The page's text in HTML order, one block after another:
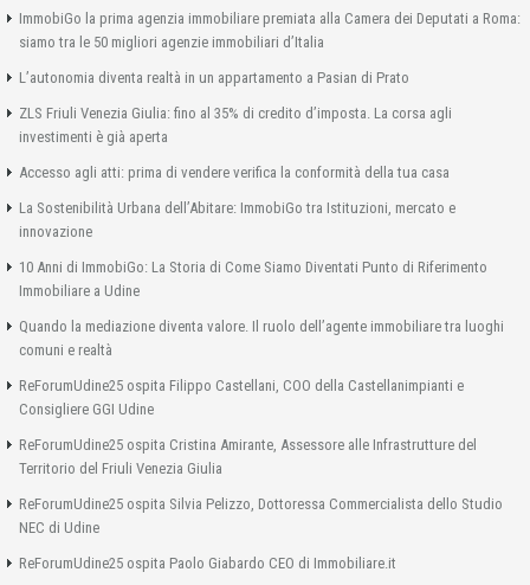
ImmobiGo la prima agenzia immobiliare premiata alla Camera dei Deputati a Roma:
siamo tra le 50 migliori agenzie immobiliari d’Italia
L’autonomia diventa realtà in un appartamento a Pasian di Prato
ZLS Friuli Venezia Giulia: fino al 35% di credito d’imposta. La corsa agli
investimenti è già aperta
Accesso agli atti: prima di vendere verifica la conformità della tua casa
La Sostenibilità Urbana dell’Abitare: ImmobiGo tra Istituzioni, mercato e
innovazione
10 Anni di ImmobiGo: La Storia di Come Siamo Diventati Punto di Riferimento
Immobiliare a Udine
Quando la mediazione diventa valore. Il ruolo dell’agente immobiliare tra luoghi
comuni e realtà
ReForumUdine25 ospita Filippo Castellani, COO della Castellanimpianti e
Consigliere GGI Udine
ReForumUdine25 ospita Cristina Amirante, Assessore alle Infrastrutture del
Territorio del Friuli Venezia Giulia
ReForumUdine25 ospita Silvia Pelizzo, Dottoressa Commercialista dello Studio
NEC di Udine
ReForumUdine25 ospita Paolo Giabardo CEO di Immobiliare.it